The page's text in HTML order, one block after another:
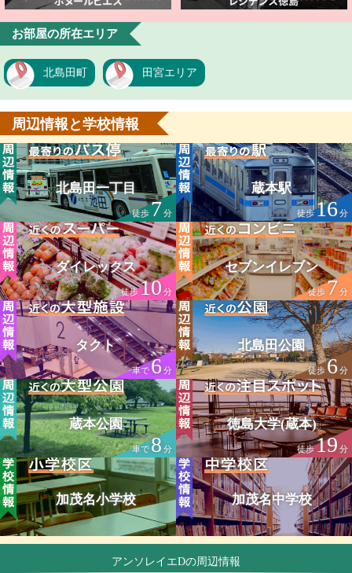
お部屋の所在エリア
北島田町 田宮エリア
周辺情報と学校情報
北島田一丁目
徒歩7分
蔵本駅
徒歩16分
ダイレックス
徒歩10分
セブンイレブン
徒歩7分
タクト
車で6分
北島田公園
徒歩6分
蔵本公園
車で8 分
徳島大学(蔵本)
徒歩19分
加茂名小学校 加茂名中学校
アンソレイエDの周辺情報